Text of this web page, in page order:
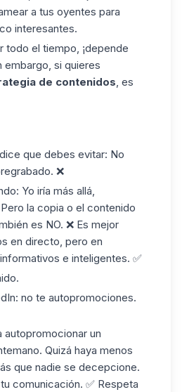
a tus oyentes para
interesantes.
todo el tiempo, ¡depende
embargo, si quieres
de contenidos, es
que debes evitar: No
❌
Yo iría más allá,
la copia o el contenido
es NO. ❌ Es mejor
en directo, pero en
e inteligentes. ✅
no te autopromociones.
autopromocionar un
Quizá haya menos
que nadie se decepcione.
comunicación. ✅ Respeta